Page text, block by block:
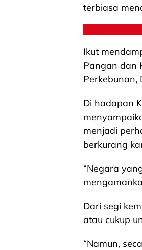
terbiasa
Ikut
Pangan dan
Perkebunan,
Di hadapan
menjadi
berkurang
“Negara
Dari segi
atau cukup
“Namun,